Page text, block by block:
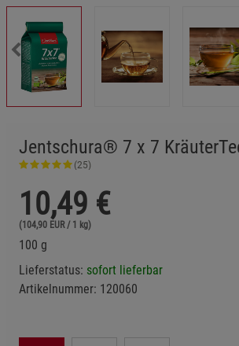
Jentschura® 7 x 7
(25)
10,49 €
(104,90 EUR / 1 kg)
100 g
Lieferstatus: sofort lieferbar
Artikelnummer: 120060